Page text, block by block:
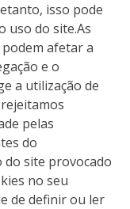
isso pode
uso do site.As
afetar a
e o
a utilização de
pelas
do
site provocado
no seu
de definir ou ler